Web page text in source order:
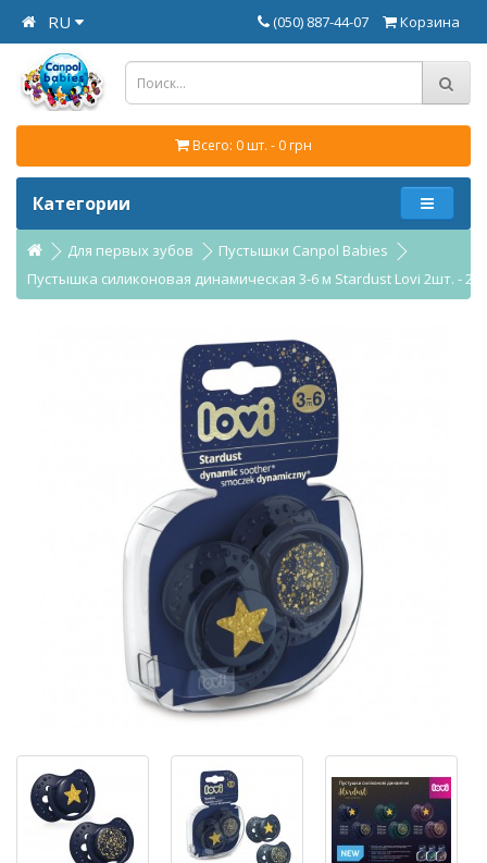
RU Корзина
(050) 887-44-07
Всего: 0 шт. - 0 грн
Категории
Для первых зубов
Пустышки Canpol Babies
Пустышка силиконовая динамическая 3-6 м Stardust Lovi 2шт. -